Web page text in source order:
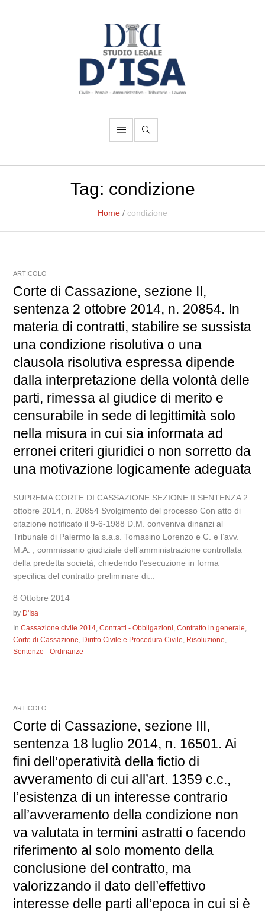
Tag: condizione
Home / condizione
ARTICOLO
Corte di Cassazione, sezione II,
sentenza 2 ottobre 2014, n. 20854. In
materia di contratti, stabilire se sussista
una condizione risolutiva o una
clausola risolutiva espressa dipende
dalla interpretazione della volontà delle
parti, rimessa al giudice di merito e
censurabile in sede di legittimità solo
nella misura in cui sia informata ad
erronei criteri giuridici o non sorretto da
una motivazione logicamente adeguata
SUPREMA CORTE DI CASSAZIONE SEZIONE II SENTENZA 2
ottobre 2014, n. 20854 Svolgimento del processo Con atto di
citazione notificato il 9-6-1988 D.M. conveniva dinanzi al
Tribunale di Palermo la s.a.s. Tomasino Lorenzo e C. e l’avv.
M.A. , commissario giudiziale dell’amministrazione controllata
della predetta società, chiedendo l’esecuzione in forma
specifica del contratto preliminare di...
8 Ottobre 2014
by D'Isa
InCassazione civile 2014,Contratti - Obbligazioni,Contratto in generale,
Corte di Cassazione, Diritto Civile e Procedura Civile, Risoluzione,
Sentenze - Ordinanze
ARTICOLO
Corte di Cassazione, sezione III,
sentenza 18 luglio 2014, n. 16501. Ai
fini dell’operatività della fictio di
avveramento di cui all’art. 1359 c.c.,
l’esistenza di un interesse contrario
all’avveramento della condizione non
va valutata in termini astratti o facendo
riferimento al solo momento della
conclusione del contratto, ma
valorizzando il dato dell’effettivo
interesse delle parti all’epoca in cui si è